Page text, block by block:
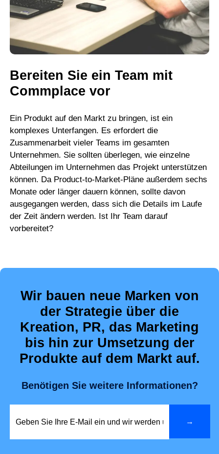
Bereiten Sie ein Team mit
Commplace vor
Ein Produkt auf den Markt zu bringen, ist ein
komplexes Unterfangen. Es erfordert die
Zusammenarbeit vieler Teams im gesamten
Unternehmen. Sie sollten überlegen, wie einzelne
Abteilungen im Unternehmen das Projekt unterstützen
können. Da Product-to-Market-Pläne außerdem sechs
Monate oder länger dauern können, sollte davon
ausgegangen werden, dass sich die Details im Laufe
der Zeit ändern werden. Ist Ihr Team darauf
vorbereitet?
Wir bauen neue Marken von
der Strategie über die
Kreation, PR, das Marketing
bis hin zur Umsetzung der
Produkte auf dem Markt auf.
Benötigen Sie weitere Informationen?